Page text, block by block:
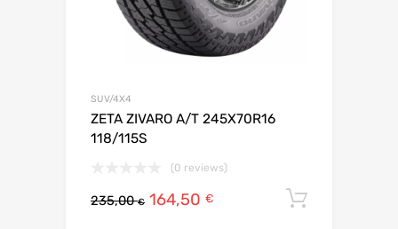
SUV/4X4
ZETA ZIVARO A/T 245X70R16
118/115S
(0 reviews)
235,00€ 164,50 €